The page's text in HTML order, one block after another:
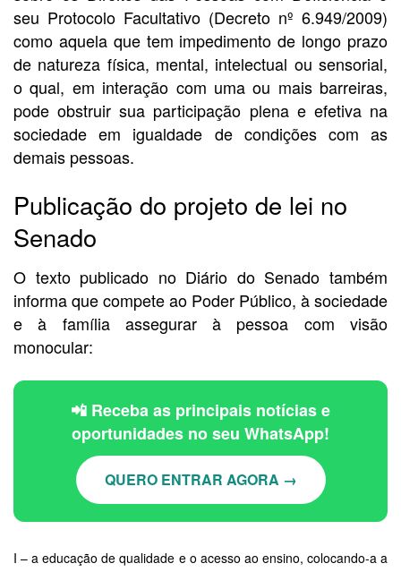
seu Protocolo Facultativo (Decreto nº 6.949/2009)
como aquela que tem impedimento de longo prazo
de natureza física, mental, intelectual ou sensorial,
o qual, em interação com uma ou mais barreiras,
pode obstruir sua participação plena e efetiva na
sociedade em igualdade de condições com as
demais pessoas.
Publicação do projeto de lei no
Senado
O texto publicado no Diário do Senado também
informa que compete ao Poder Público, à sociedade
e à família assegurar à pessoa com visão
monocular:
📲 Receba as principais notícias e
oportunidades no seu WhatsApp!
QUERO ENTRAR AGORA →
I – a educação de qualidade e o acesso ao ensino, colocando-a a